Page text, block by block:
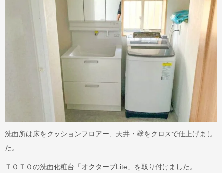
洗面所は床をクッションフロアー、天井・壁をクロスで仕上げまし
た。
ＴＯＴＯの洗面化粧台「オクターブLite」を取り付けました。